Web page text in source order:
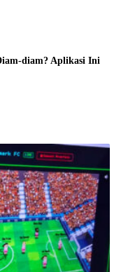
diam? Aplikasi Ini